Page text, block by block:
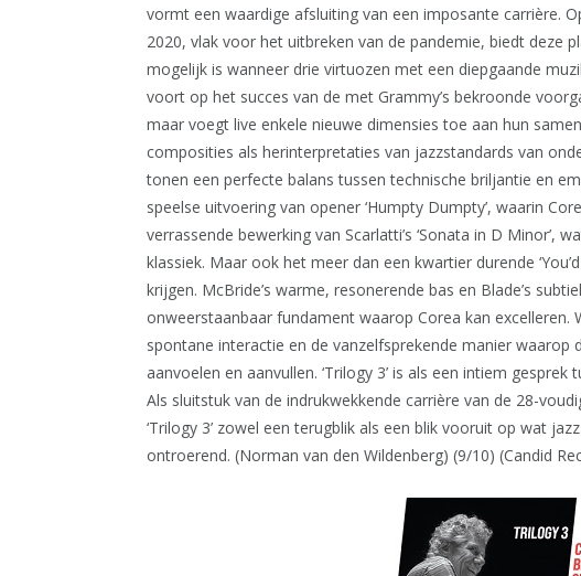
vormt een waardige afsluiting van een imposante carrière.
2020, vlak voor het uitbreken van de pandemie, biedt deze
mogelijk is wanneer drie virtuozen met een diepgaande
voort op het succes van de met Grammy’s bekroonde
maar voegt live enkele nieuwe dimensies toe aan hun
composities als herinterpretaties van jazzstandards van
tonen een perfecte balans tussen technische briljantie en
speelse uitvoering van opener ‘Humpty Dumpty’, waarin
verrassende bewerking van Scarlatti’s ‘Sonata in D Minor’,
klassiek. Maar ook het meer dan een kwartier durende
krijgen. McBride’s warme, resonerende bas en Blade’s
onweerstaanbaar fundament waarop Corea kan
spontane interactie en de vanzelfsprekende manier waarop
aanvoelen en aanvullen. ‘Trilogy 3’ is als een intiem
Als sluitstuk van de indrukwekkende carrière van de 28-
‘Trilogy 3’ zowel een terugblik als een blik vooruit op wat
ontroerend. (Norman van den Wildenberg) (9/10) (Candid